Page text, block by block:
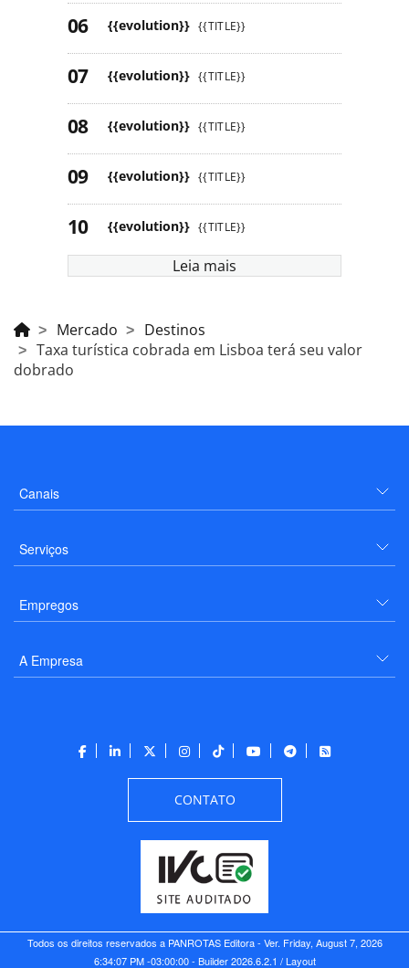
{{evolution}} {{TITLE}}
{{evolution}} {{TITLE}}
{{evolution}} {{TITLE}}
{{evolution}} {{TITLE}}
{{evolution}} {{TITLE}}
Leia mais
Mercado
Destinos
Taxa turística cobrada em Lisboa terá seu valor
dobrado
Canais
Serviços
Empregos
A Empresa
CONTATO
Todos os direitos reservados a PANROTAS Editora - Ver. Friday, August 7, 2026
6:34:07 PM -03:00:00 - Builder 2026.6.2.1 / Layout